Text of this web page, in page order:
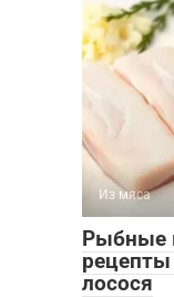
Из мяса
Рыбные
лосося